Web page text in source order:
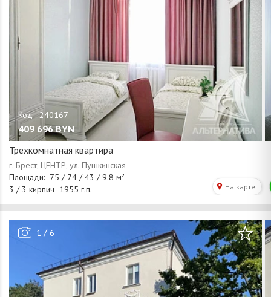
409 696 BYN
Трехкомнатная квартира
1 / 6